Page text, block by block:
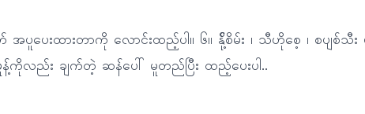
အပူပေးထားတာကို လောင်းထည့်ပါ။ ၆။ နို့်စိမ်း ၊ သီဟိုစေ့ ၊ စပျစ်သီ
န့်ကိုလည်း ချက်တဲ့ ဆန်ပေါ် မူတည်ပြီး ထည့်ပေးပါ..